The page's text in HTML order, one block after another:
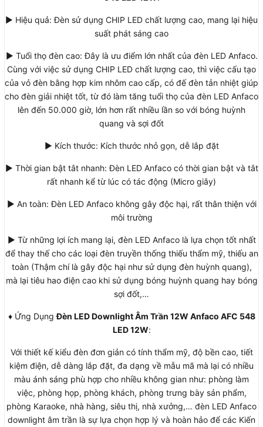
► Hiệu quả: Đèn sử dụng CHIP LED chất lượng cao, mang lại hiệu
suất phát sáng cao
► Tuổi thọ đèn cao: Đây là ưu điểm lớn nhất của đèn LED Anfaco.
Cùng với việc sử dụng CHIP LED chất lượng cao, thì việc cấu tạo
của vỏ đèn bằng hợp kim nhôm cao cấp, có đế đèn tản nhiệt giúp
cho đèn giải nhiệt tốt, từ đó làm tăng tuổi thọ của đèn LED Anfaco
lên đến 50.000 giờ, lớn hơn rất nhiều lần so với bóng huỳnh
quang và sợi đốt
► Kích thước: Kích thước nhỏ gọn, dễ lắp đặt
► Thời gian bật tắt nhanh: Đèn LED Anfaco có thời gian bật và tắt
rất nhanh kể từ lúc có tác động (Micro giây)
► An toàn: Đèn LED Anfaco không gây độc hại, rất thân thiện với
môi trường
► Từ những lợi ích mang lại, đèn LED Anfaco là lựa chọn tốt nhất
để thay thế cho các loại đèn truyền thống thiếu thẩm mỹ, thiếu an
toàn (Thậm chí là gây độc hại như sử dụng đèn huỳnh quang),
mà lại tiêu hao điện cao khi sử dụng bóng huỳnh quang hay bóng
sợi đốt,…
♦ Ứng DụngĐèn LED Downlight Âm Trần 12W Anfaco AFC 548
LED 12W:
Với thiết kế kiểu đèn đơn giản có tính thẩm mỹ, độ bền cao, tiết
kiệm điện, dễ dàng lắp đặt, đa dạng về mẫu mã mà lại có nhiều
màu ánh sáng phù hợp cho nhiều không gian như: phòng làm
việc, phòng họp, phòng khách, phòng trưng bày sản phẩm,
phòng Karaoke, nhà hàng, siêu thị, nhà xưởng,… đèn LED Anfaco
downlight âm trần là sự lựa chọn hợp lý và hoàn hảo để các Kiến